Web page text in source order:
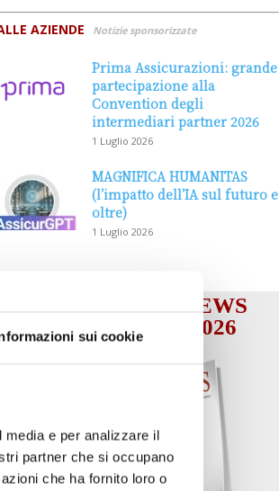
sui cookie
e per analizzare il
partner che si occupano
che ha fornito loro o
AZIENDE Notizie sponsorizzate
Prima Assicurazioni: grande
partecipazione alla
Convention degli
intermediari partner 2026
1 Luglio 2026
MAGNIFICA HUMANITAS
(l’impatto dell’IA sul futuro e
oltre)
1 Luglio 2026
MENSILE ASSINEWS
AGOSTO 2026